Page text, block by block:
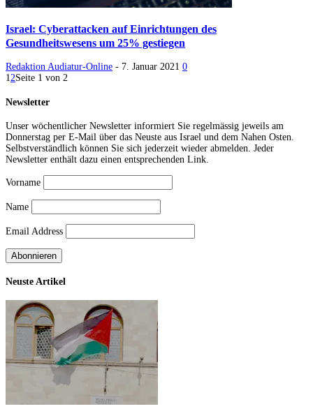
Israel: Cyberattacken auf Einrichtungen des
Gesundheitswesens um 25% gestiegen
Redaktion Audiatur-Online - 7. Januar 2021 0
12Seite 1 von 2
Newsletter
Unser wöchentlicher Newsletter informiert Sie regelmässig jeweils am
Donnerstag per E-Mail über das Neuste aus Israel und dem Nahen Osten.
Selbstverständlich können Sie sich jederzeit wieder abmelden. Jeder
Newsletter enthält dazu einen entsprechenden Link.
Vorname
Name
Email Address
Neuste Artikel